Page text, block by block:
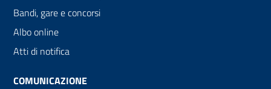
Bandi, gare e concorsi
Albo online
Atti di notifica
COMUNICAZIONE